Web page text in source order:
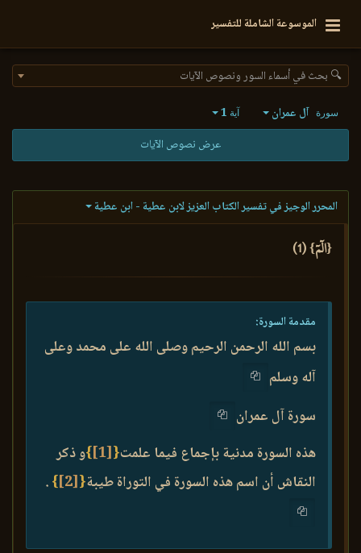
الموسوعة الشاملة للتفسير
🔍 بحث في أسماء السور ونصوص الآيات
سورة آل عمران آية 1
عرض نصوص الآيات
المحرر الوجيز في تفسير الكتاب العزيز لابن عطية - ابن عطية
{الٓمٓ} (1)
مقدمة السورة:
بسم الله الرحمن الرحيم وصلى الله على محمد وعلى
آله وسلم
سورة آل عمران
هذه السورة مدنية بإجماع فيما علمت{
[1]
}و ذكر
النقاش أن اسم هذه السورة في التوراة طيبة{
[2]
}
.